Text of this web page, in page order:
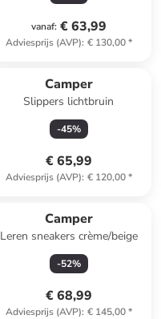
vanaf: € 63,99
Adviesprijs (AVP): € 130,00*
Camper
Slippers lichtbruin
-45%
€ 65,99
Adviesprijs (AVP): € 120,00*
Camper
Leren sneakers crème/beige
-52%
€ 68,99
Adviesprijs (AVP): € 145,00*